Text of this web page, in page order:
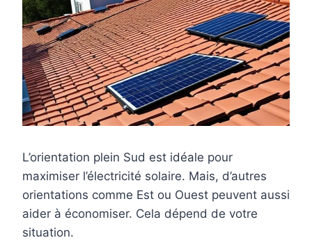
L’orientation plein Sud est idéale pour
maximiser l’électricité solaire. Mais, d’autres
orientations comme Est ou Ouest peuvent aussi
aider à économiser. Cela dépend de votre
situation.